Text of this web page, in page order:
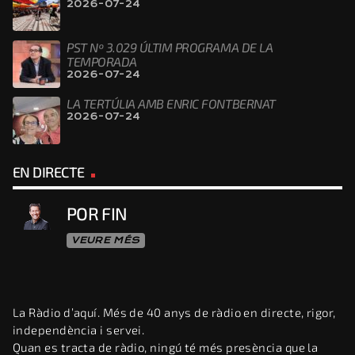
2026-07-24
PST Nº 3.029 ÚLTIM PROGRAMA DE LA
TEMPORADA
2026-07-24
LA TERTÚLIA AMB ENRIC FONTBERNAT
2026-07-24
EN DIRECTE
POR FIN
VEURE MÉS
La Ràdio d’aquí. Més de 40 anys de ràdio en directe, rigor,
independència i servei.
Quan es tracta de ràdio, ningú té més presència que la